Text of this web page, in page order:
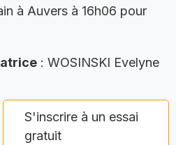
à Auvers à 16h06 pour
: WOSINSKI Evelyne
S'inscrire à un essai
gratuit